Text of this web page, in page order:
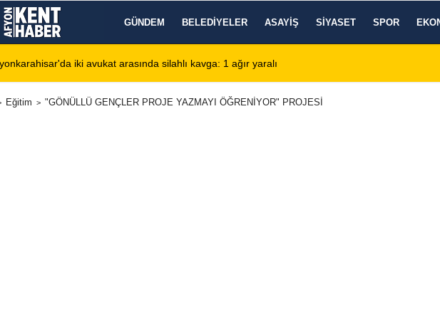
GÜNDEM BELEDIYELER ASAYIŞ SIYASET SPOR
Emirdağ Devlet Hastanesi'nde KBB Uzmanı hasta kabulüne başlıyor Google
Eğitim "GÖNÜLLÜ GENÇLER PROJE YAZMAYI ÖĞRENİYOR" PROJESİ